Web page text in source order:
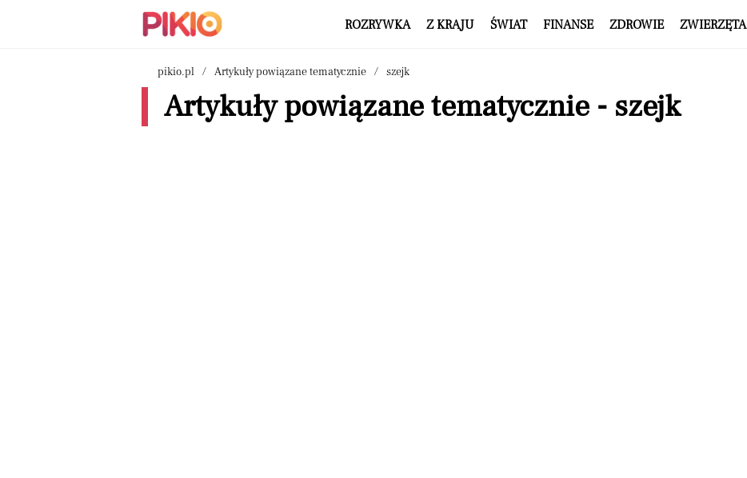
ROZRYWKA Z KRAJU ŚWIAT FINANSE ZDROWIE ZWIERZĘTA
pikio.pl Artykuły powiązane tematycznie szejk
Artykuły powiązane tematycznie - szejk